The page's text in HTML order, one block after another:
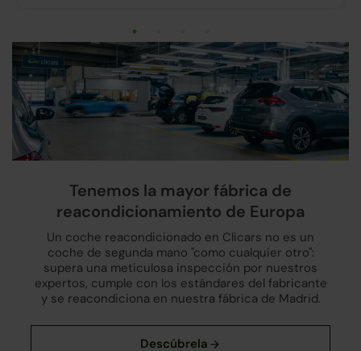
Tenemos la mayor fábrica de
reacondicionamiento de Europa
Un coche reacondicionado en Clicars no es un
coche de segunda mano "como cualquier otro":
supera una meticulosa inspección por nuestros
expertos, cumple con los estándares del fabricante
y se reacondiciona en nuestra fábrica de Madrid.